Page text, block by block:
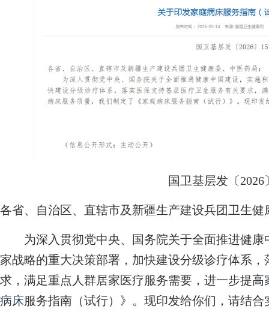
国卫基层发〔2026
各省、自治区、直辖市及新疆生产建设兵团卫生健
为深入贯彻党中央、国务院关于全面推进健康
家战略的重大决策部署，加快建设分级诊疗体系
求，满足重点人群居家医疗服务需要，进一步提高
病床服务指南（试行）》。现印发给你们，请结合